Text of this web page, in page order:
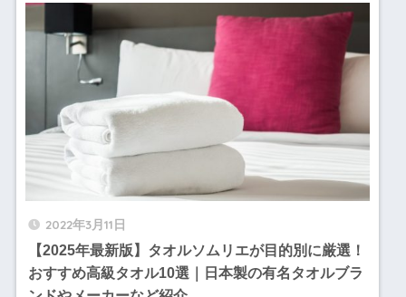
2022年3月11日
【2025年最新版】タオルソムリエが目的別に厳選！
おすすめ高級タオル10選｜日本製の有名タオルブラ